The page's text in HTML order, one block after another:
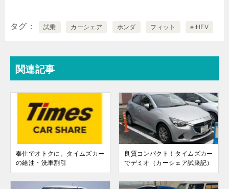
タグ 試乗 カーシェア ホンダ フィット e:HEV
関連記事
奉仕でオトクに。タイムズカー
の給油・洗車割引
良質コンパクト！タイムズカー
でデミオ（カーシェア試乗記）